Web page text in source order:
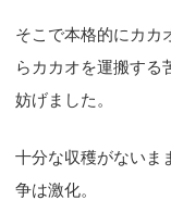
そこで本格的にカカ
らカカオを運搬する
妨げました。
十分な収穫がないま
争は激化。